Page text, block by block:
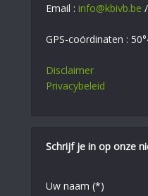
Email : info@kbivb.be /
GPS-coördinaten :
Disclaimer
Privacybeleid
Schrijf je in op onze
Uw naam (*)